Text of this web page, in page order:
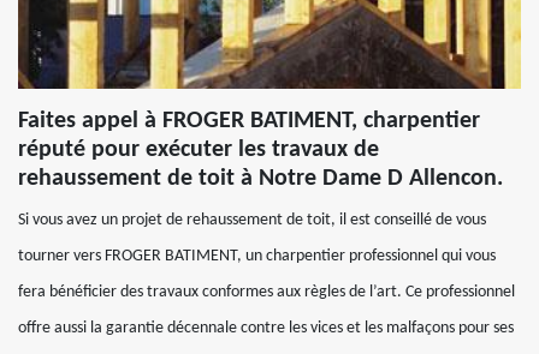
Faites appel à FROGER BATIMENT, charpentier
réputé pour exécuter les travaux de
rehaussement de toit à Notre Dame D Allencon.
Si vous avez un projet de rehaussement de toit, il est conseillé de vous
tourner vers FROGER BATIMENT, un charpentier professionnel qui vous
fera bénéficier des travaux conformes aux règles de l’art. Ce professionnel
offre aussi la garantie décennale contre les vices et les malfaçons pour ses